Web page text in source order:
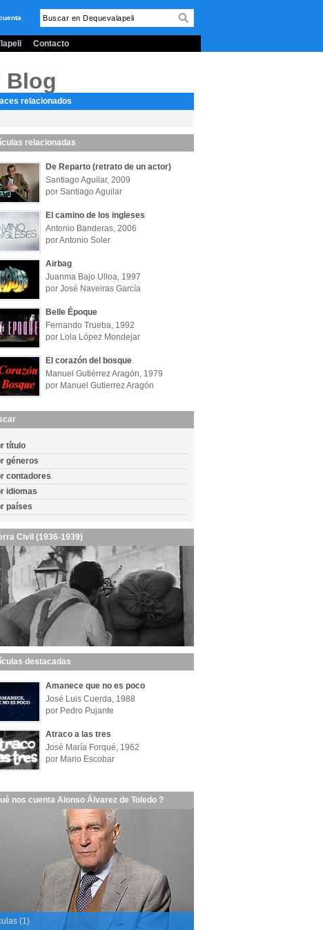
Contacto
Blog
relacionados
relacionadas
De Reparto (retrato de un actor)
Santiago Aguilar, 2009
por Santiago Aguilar
El camino de los ingleses
Antonio Banderas, 2006
por Antonio Soler
Airbag
Juanma Bajo Ulloa, 1997
por José Naveiras García
Belle Époque
Fernando Trueba, 1992
por Lola López Mondejar
El corazón del bosque
Manuel Gutiérrez Aragón, 1979
por Manuel Gutierrez Aragón
título
géneros
contadores
idiomas
países
Civil (1936-1939)
destacadas
Amanece que no es poco
José Luis Cuerda, 1988
por Pedro Pujante
Atraco a las tres
José María Forqué, 1962
por Mario Escobar
nos cuenta Alonso Álvarez de Toledo ?
(1)